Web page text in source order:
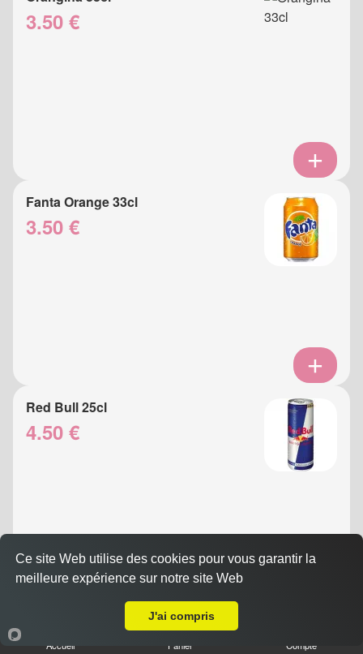
3.50 €
Fanta Orange 33cl
3.50 €
Red Bull 25cl
4.50 €
Accueil Panier Compte
Ce site Web utilise des cookies pour vous garantir la
meilleure expérience sur notre site Web
J'ai compris